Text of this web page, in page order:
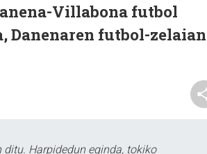
Villabona futbol
Danenaren futbol-
Harpidedun eginda, tokiko